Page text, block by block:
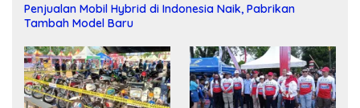
Penjualan Mobil Hybrid di Indonesia Naik, Pabrikan
Tambah Model Baru